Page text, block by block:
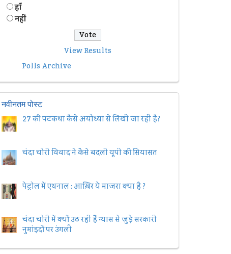
हॉं
नहीं
View Results
Polls Archive
नवीनतम पोस्ट
27 की पटकथा कैसे अयोध्या से लिखी जा रही है?
चंदा चोरी विवाद ने कैसे बदली यूपी की सियासत
पेट्रोल में एथनाल : आख़िर ये माजरा क्या है ?
चंदा चोरी में क्यों उठ रही हैैं न्यास से जुड़े सरकारी
नुमांइदों पर उंगली